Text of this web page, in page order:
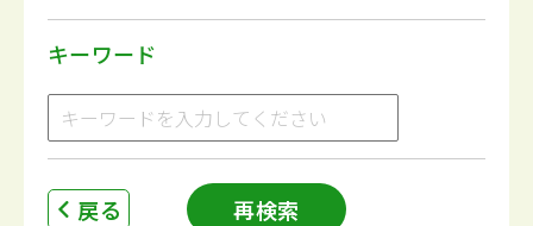
キーワード
戻る 再検索